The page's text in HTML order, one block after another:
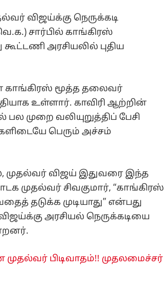
விஜய்க்கு நெருக்கடி
சார்பில் காங்கிரஸ்
அரசியலில் புதிய
காங்கிரஸ் மூத்த தலைவர்
உள்ளார். காவிரி ஆற்றின்
முறை வலியுறுத்திப் பேசி
பெரும் அச்சம்
முதல்வர் விஜய் இதுவரை இந்த
முதல்வர் சிவகுமார், “காங்கிரஸ்
தடுக்க முடியாது” என்பது
அரசியல் நெருக்கடியை
பிடிவாதம்!! முதலமைச்சர்